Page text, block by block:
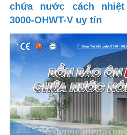
chứa nước cách nhiệt
3000-OHWT-V uy tín